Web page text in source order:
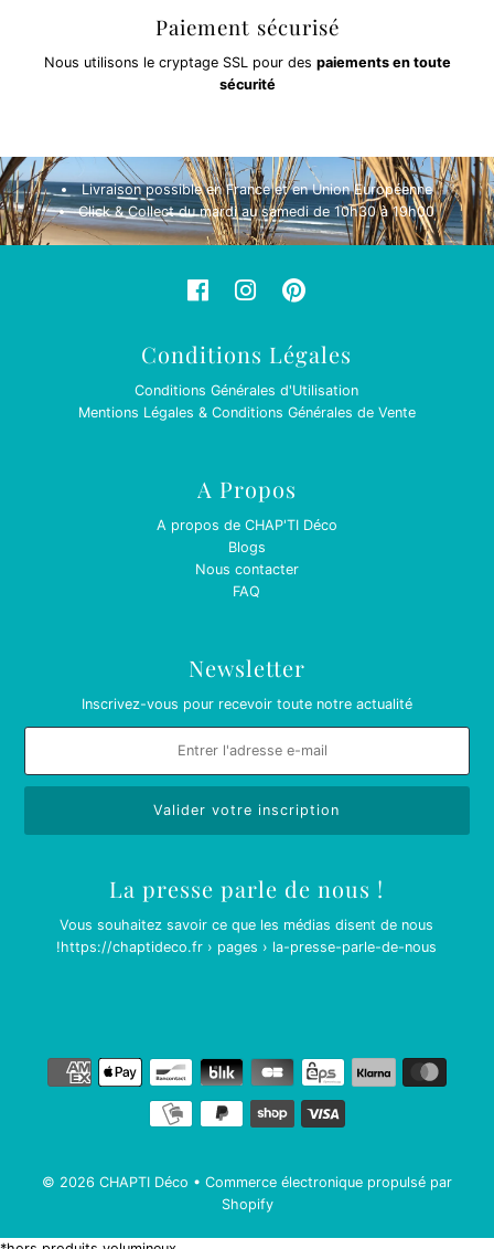
Paiement sécurisé
Nous utilisons le cryptage SSL pour des paiements en toute
sécurité
Livraison possible en France et en Union Européenne
Click & Collect du mardi au samedi de 10h30 à 19h00
Conditions Légales
Conditions Générales d'Utilisation
Mentions Légales & Conditions Générales de Vente
A Propos
A propos de CHAP'TI Déco
Blogs
Nous contacter
FAQ
Newsletter
Inscrivez-vous pour recevoir toute notre actualité
La presse parle de nous !
Vous souhaitez savoir ce que les médias disent de nous
!https://chaptideco.fr › pages › la-presse-parle-de-nous
© 2026 CHAPTI Déco • Commerce électronique propulsé par
Shopify